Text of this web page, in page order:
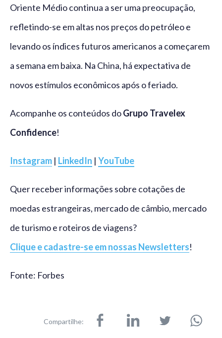
Oriente Médio continua a ser uma preocupação,
refletindo-se em altas nos preços do petróleo e
levando os índices futuros americanos a começarem
a semana em baixa. Na China, há expectativa de
novos estímulos econômicos após o feriado.
Acompanhe os conteúdos doGrupo Travelex
Confidence!
Instagram | LinkedIn | YouTube
Quer receber informações sobre cotações de
moedas estrangeiras, mercado de câmbio, mercado
de turismo e roteiros de viagens?
Clique e cadastre-se em nossas Newsletters!
Fonte: Forbes
Compartilhe: